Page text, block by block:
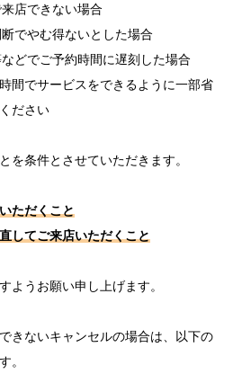
店できない場合
でやむ得ないとした場合
どでご予約時間に遅刻した場合
間でサービスをできるように一部省
ださい
条件とさせていただきます。
ただくこと
してご来店いただくこと
ようお願い申し上げます。
きないキャンセルの場合は、以下の
。